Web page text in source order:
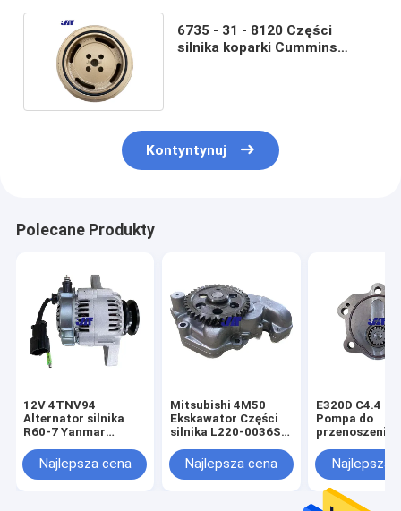
6735 - 31 - 8120 Części
silnika koparki Cummins
Kontyntynuj
Polecane Produkty
12V 4TNV94
Alternator silnika
R60-7 Yanmar
119626-77210
Najlepsza cena
Mitsubishi 4M50
Ekskawator Części
silnika L220-0036S
pomp olejowych
Najlepsza cena
E320D C4.4 C6.6
Pompa do
przenoszenia
Najlepsza